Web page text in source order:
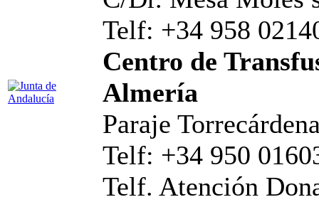
Telf: +34 958
Centro de
Almería
Paraje
Telf: +34 950
Telf. Atención